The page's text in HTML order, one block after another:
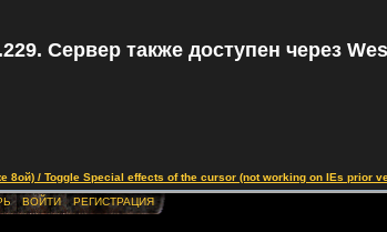
Сервер также доступен через
8ой) / Toggle Special effects of the cursor (not working on IEs prior
ВОЙТИ РЕГИСТРАЦИЯ